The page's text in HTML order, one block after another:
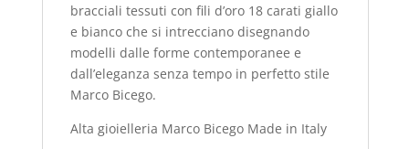
bracciali tessuti con fili d’oro 18 carati giallo
e bianco che si intrecciano disegnando
modelli dalle forme contemporanee e
dall’eleganza senza tempo in perfetto stile
Marco Bicego.
Alta gioielleria Marco Bicego Made in Italy